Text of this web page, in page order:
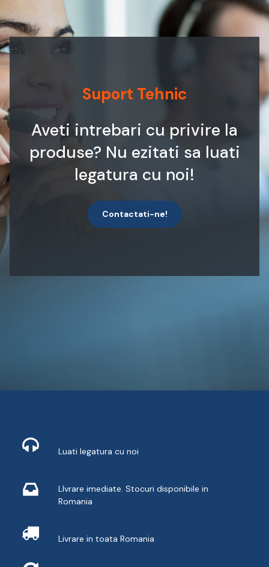
Suport Tehnic
Aveti intrebari cu privire la
produse? Nu ezitati sa luati
legatura cu noi!
Contactati-ne!
Luati legatura cu noi
LIvrare imediate. Stocuri disponibile in
Romania
Livrare in toata Romania